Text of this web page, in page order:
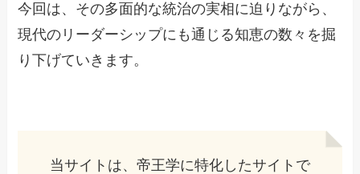
今回は、その多面的な統治の実相に迫りながら、
現代のリーダーシップにも通じる知恵の数々を掘
り下げていきます。
当サイトは、帝王学に特化したサイトで